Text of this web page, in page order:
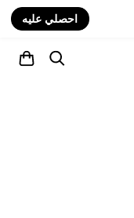
احصلي عليه